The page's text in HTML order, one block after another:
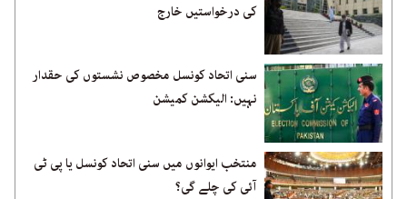
کی درخواستیں خارج
سنی اتحاد کونسل مخصوص نشستوں کی حقدار
نہیں: الیکشن کمیشن
منتخب ایوانوں میں سنی اتحاد کونسل یا پی ٹی
آئی کی چلے گی؟